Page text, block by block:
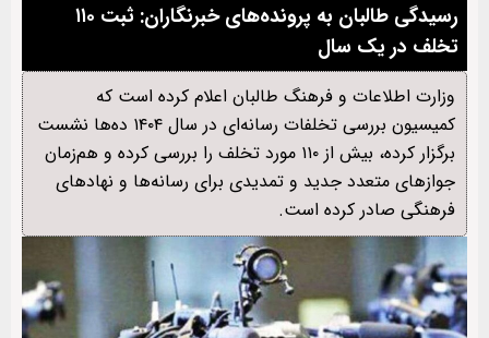
رسیدگی طالبان به پرونده‌های خبرنگاران: ثبت ۱۱۰
تخلف در يک سال
وزارت اطلاعات و فرهنگ طالبان اعلام کرده است که
کمیسیون بررسی تخلفات رسانه‌ای در سال ۱۴۰۴ ده‌ها نشست
برگزار کرده، بیش از ۱۱۰ مورد تخلف را بررسی کرده و هم‌زمان
جوازهای متعدد جدید و تمدیدی برای رسانه‌ها و نهادهای
فرهنگی صادر کرده است.